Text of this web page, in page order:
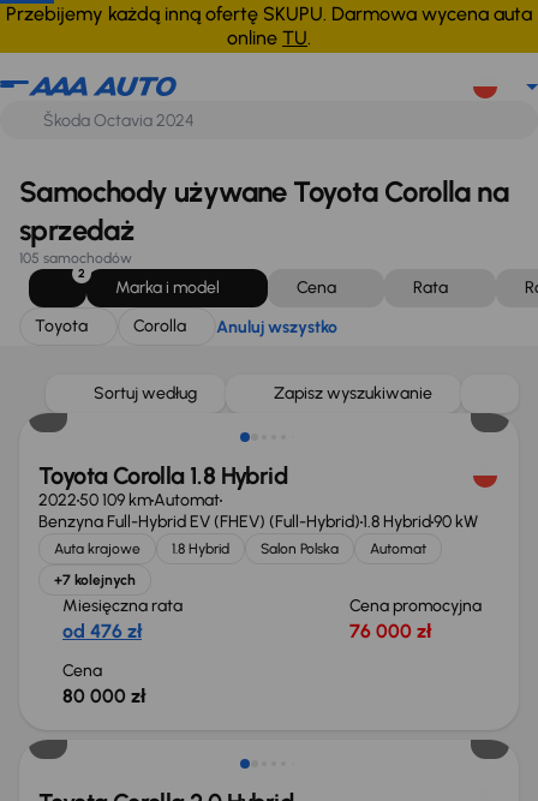
Przebijemy każdą inną ofertę SKUPU. Darmowa wycena auta
online TU.
Toyota Corolla Anuluj wszystko
Samochody używane Toyota Corolla na
sprzedaż
105 samochodów
2
Marka i model Cena Rata
Toyota
Corolla Anuluj wszystko
Sortuj według Zapisz wyszukiwanie
Świeżo skupione
Toyota Corolla 1.8 Hybrid
202250 109 kmAutomat
Benzyna Full-Hybrid EV (FHEV) (Full-Hybrid)1.8 Hybrid90 kW
Auta krajowe 1.8 Hybrid Salon Polska
Automat
+7 kolejnych
Miesięczna rata
od 476 zł
Cena promocyjna
76 000 zł
Cena
80 000 zł